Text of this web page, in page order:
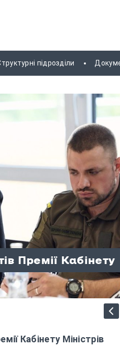
підрозділи
Премії Кабінету
шляхів
вшанували
та призери
Олеся
Кабінету Міністрів